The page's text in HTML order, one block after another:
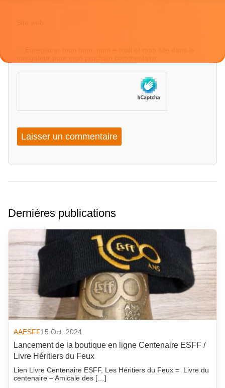
Dernières publications
AAESFF15 Oct. 2024
Lancement de la boutique en ligne Centenaire ESFF /
Livre Héritiers du Feux
Lien Livre Centenaire ESFF, Les Héritiers du Feux = Livre du
centenaire – Amicale des […]